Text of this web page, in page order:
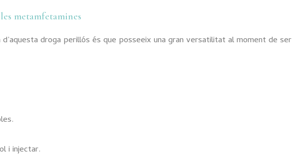
metamfetamines
droga perillós és que posseeix una gran versatilitat al moment de ser
i injectar.